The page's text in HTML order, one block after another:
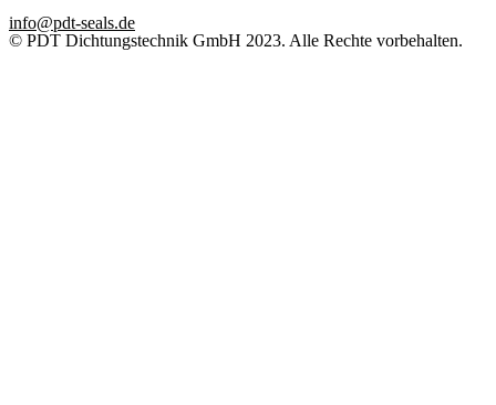
info@pdt-seals.de
© PDT Dichtungstechnik GmbH 2023. Alle Rechte vorbehalten.